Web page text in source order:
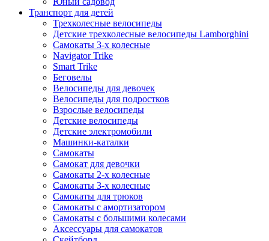
Транспорт для детей
Трехколесные велосипеды
Детские трехколесные велосипеды Lamborghini
Самокаты 3-х колесные
Navigator Trike
Smart Trike
Беговелы
Велосипеды для девочек
Велосипеды для подростков
Взрослые велосипеды
Детские велосипеды
Детские электромобили
Машинки-каталки
Самокаты
Самокат для девочки
Самокаты 2-х колесные
Самокаты 3-х колесные
Самокаты для трюков
Самокаты с амортизатором
Самокаты с большими колесами
Аксессуары для самокатов